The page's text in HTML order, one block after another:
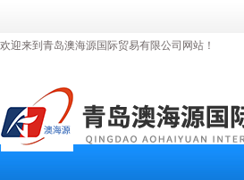
欢迎来到青岛澳海源国际贸易有限公司网站！